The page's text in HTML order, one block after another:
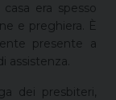
era spesso
e preghiera. È
presente a
assistenza.
dei presbiteri,